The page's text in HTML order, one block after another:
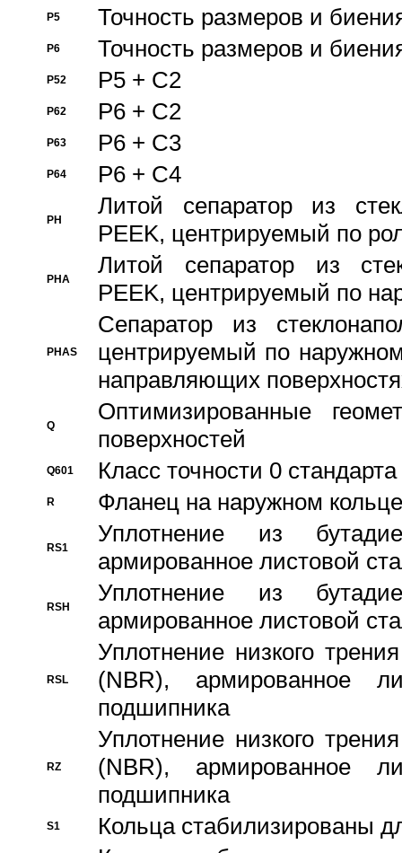
P5 Точность размеров и
P6 Точность размеров и
P52 P5 + C2
P62 P6 + C2
P63 P6 + C3
P64 P6 + C4
PH
Литой сепаратор из
PEEK, центрируемый по
PHA
Литой сепаратор из
PEEK, центрируемый по
PHAS
Сепаратор из
центрируемый по
направляющих
Q
Оптимизированные
поверхностей
Q601 Класс точности 0
R Фланец на наружном кольце
RS1
Уплотнение из
армированное листовой
RSH
Уплотнение из
армированное листовой
RSL
Уплотнение низкого
(NBR), армированное
подшипника
RZ
Уплотнение низкого
(NBR), армированное
подшипника
S1 Кольца стабилизированы